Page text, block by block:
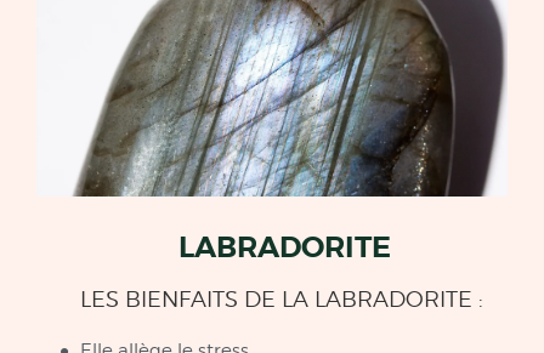
LABRADORITE
LES BIENFAITS DE LA LABRADORITE :